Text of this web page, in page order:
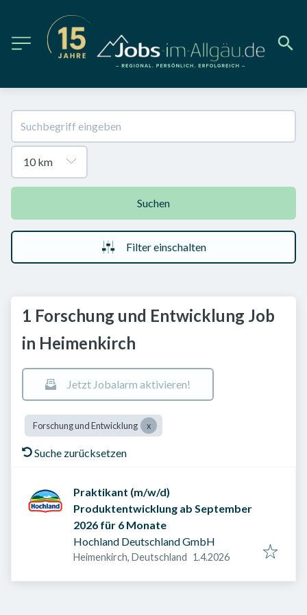
Suchen
Filter einschalten
1 Forschung und Entwicklung Job
in Heimenkirch
Jetzt Jobalarm aktivieren!
Forschung und Entwicklung
Suche zurücksetzen
Praktikant (m/w/d)
Produktentwicklung ab September
2026 für 6 Monate
Hochland Deutschland GmbH
Heimenkirch, Deutschland Veröffentlicht am:
1.4.2026